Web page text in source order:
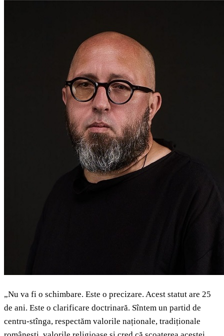
„Nu va fi o schimbare. Este o precizare. Acest statut are 25
de ani. Este o clarificare doctrinară. Sîntem un partid de
centru-stînga, respectăm valorile naționale, tradiționale